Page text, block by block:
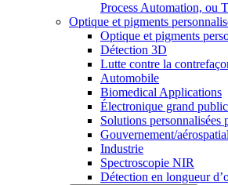
Process Automation, ou
Optique et pigments
Optique et pigments
Détection 3D
Lutte contre la
Automobile
Biomedical Applications
Électronique grand public
Solutions personnalisées
Gouvernement/
Industrie
Spectroscopie NIR
Détection en longueur